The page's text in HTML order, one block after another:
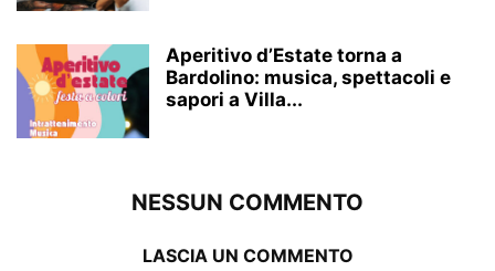
Aperitivo d’Estate torna a
Bardolino: musica, spettacoli e
sapori a Villa...
NESSUN COMMENTO
LASCIA UN COMMENTO